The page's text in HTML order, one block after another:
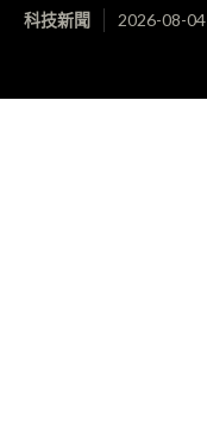
科技新聞 2026-08-04